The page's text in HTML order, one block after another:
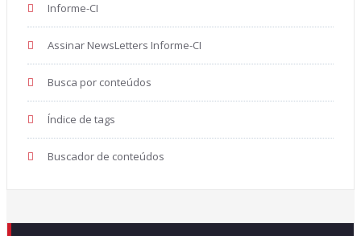
Informe-CI
Assinar NewsLetters Informe-CI
Busca por conteúdos
Índice de tags
Buscador de conteúdos